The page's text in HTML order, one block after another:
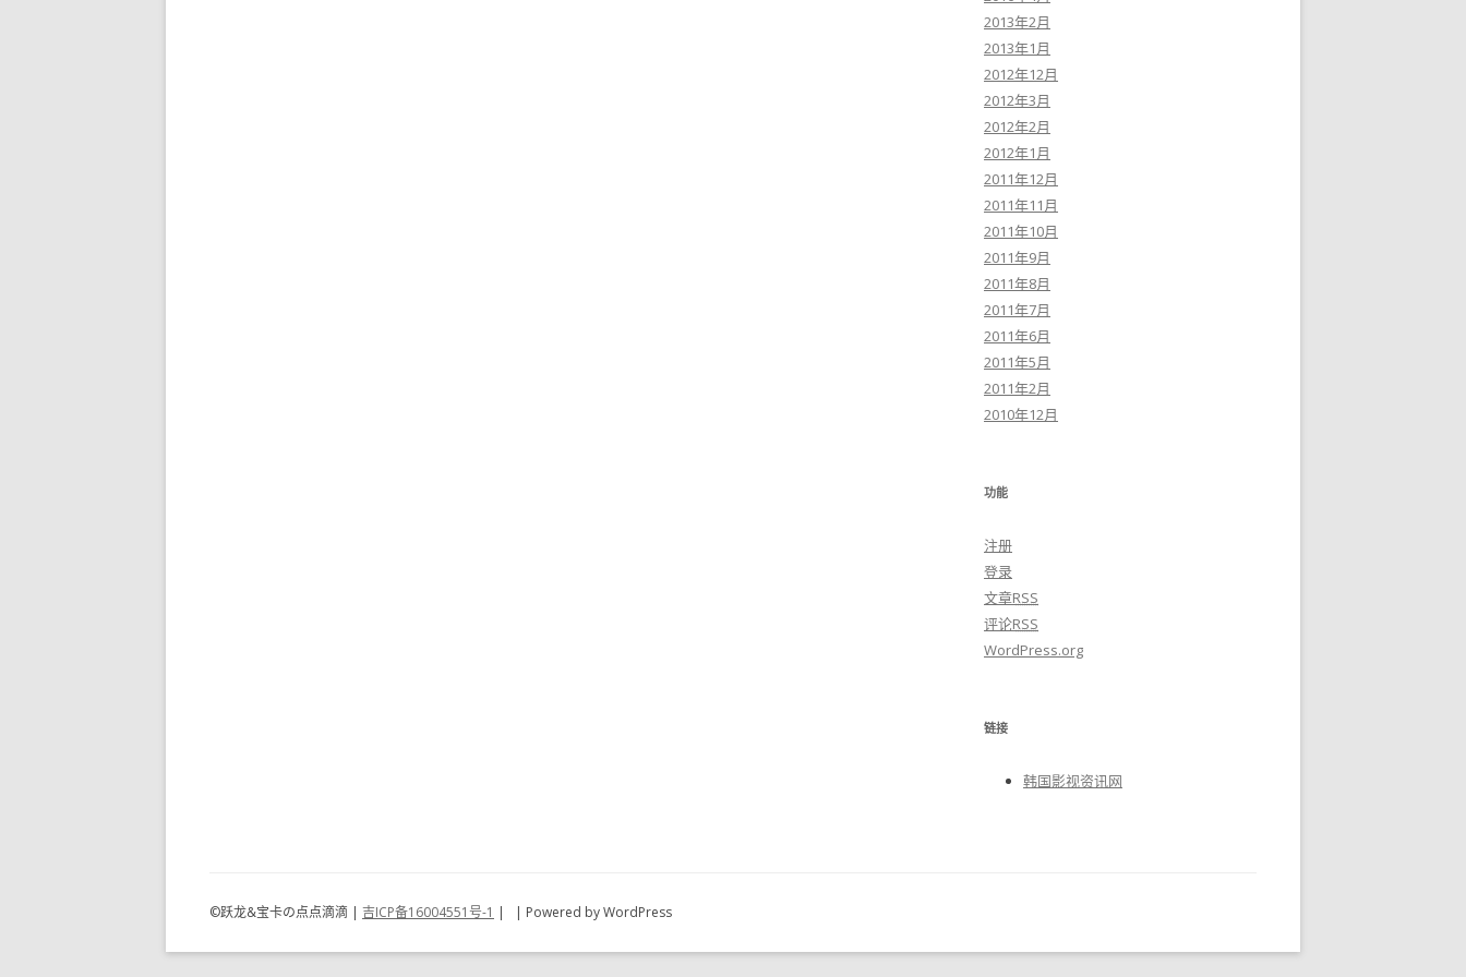
2013年2月
2013年1月
2012年12月
2012年3月
2012年2月
2012年1月
2011年12月
2011年11月
2011年10月
2011年9月
2011年8月
2011年7月
2011年6月
2011年5月
2011年2月
2010年12月
功能
注册
登录
文章RSS
评论RSS
WordPress.org
链接
韩国影视资讯网
©跃龙&宝卡の点点滴滴 | 吉ICP备16004551号-1 | | Powered by WordPress